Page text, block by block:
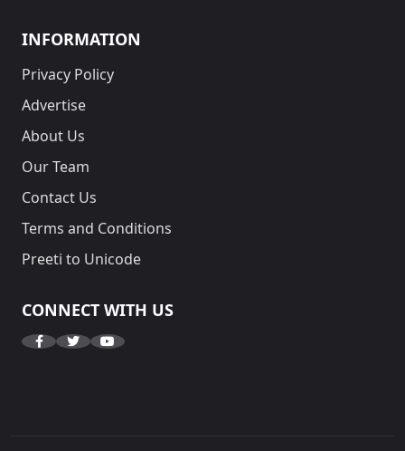
INFORMATION
Privacy Policy
Advertise
About Us
Our Team
Contact Us
Terms and Conditions
Preeti to Unicode
CONNECT WITH US